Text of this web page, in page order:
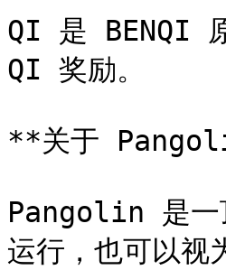
QI 是 BENQI
QI 奖励。
**关于
Pangolin 是一
运行，也可以